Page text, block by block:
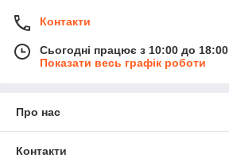
Контакти
Сьогодні працює з 10:00 до 18:00
Показати весь графік роботи
Про нас
Контакти